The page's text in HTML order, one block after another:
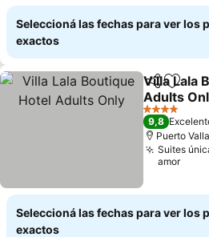
Seleccioná las fechas para ver los
exactos
Compartir
Villa Lala
Adults
4 Estrellas
9,8
Puerto
Suites
amor
Seleccioná las fechas para ver los
exactos